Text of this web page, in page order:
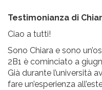
Testimonianza di
Ciao a tutti!
Sono Chiara e sono
2B1 è cominciato a
Già durante l’università
fare un’esperienza